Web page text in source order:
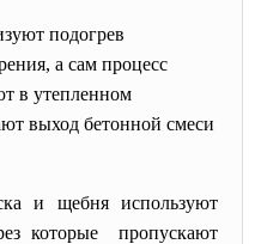
подогрев
а сам процесс
в утепленном
выход бетонной смеси
и щебня используют
которые пропускают